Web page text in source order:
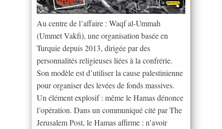
Au centre de l’affaire : Waqf al-Ummah
(Ummet Vakfi), une organisation basée en
Turquie depuis 2013, dirigée par des
personnalités religieuses liées à la confrérie.
Son modèle est d’utiliser la cause palestinienne
pour organiser des levées de fonds massives.
Un élément explosif : même le Hamas dénonce
l’opération. Dans un communiqué cité par The
Jerusalem Post, le Hamas affirme : n’avoir